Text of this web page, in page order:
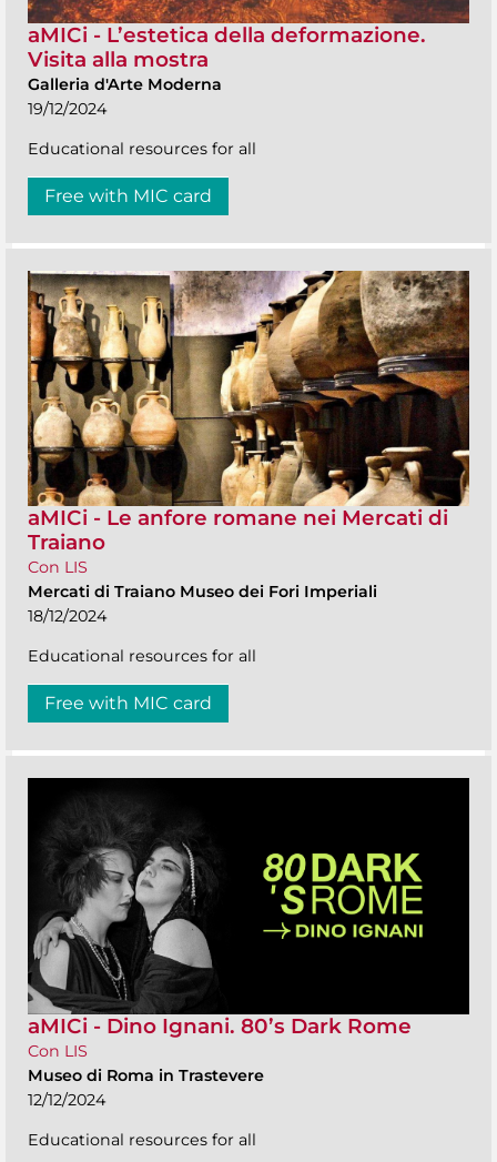
aMICi - L’estetica della deformazione.
Visita alla mostra
Galleria d'Arte Moderna
19/12/2024
Educational resources for all
Free with MIC card
aMICi - Le anfore romane nei Mercati di
Traiano
Con LIS
Mercati di Traiano Museo dei Fori Imperiali
18/12/2024
Educational resources for all
Free with MIC card
aMICi - Dino Ignani. 80’s Dark Rome
Con LIS
Museo di Roma in Trastevere
12/12/2024
Educational resources for all